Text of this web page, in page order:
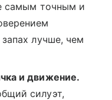
самым точным и
лучше, чем
и движение.
силуэт,